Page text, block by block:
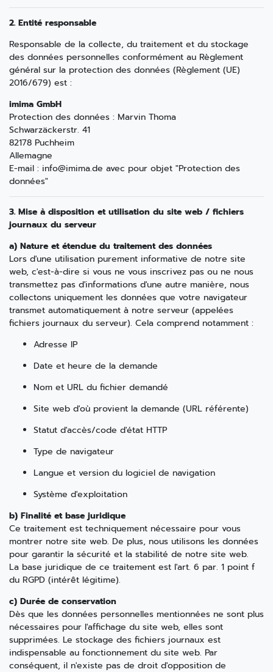
2. Entité responsable
Responsable de la collecte, du traitement et du stockage
des données personnelles conformément au Règlement
général sur la protection des données (Règlement (UE)
2016/679) est :
imima GmbH
Protection des données : Marvin Thoma
Schwarzäckerstr. 41
82178 Puchheim
Allemagne
E-mail : info@imima.de avec pour objet "Protection des
données"
3. Mise à disposition et utilisation du site web / fichiers
journaux du serveur
a) Nature et étendue du traitement des données
Lors d'une utilisation purement informative de notre site
web, c'est-à-dire si vous ne vous inscrivez pas ou ne nous
transmettez pas d'informations d'une autre manière, nous
collectons uniquement les données que votre navigateur
transmet automatiquement à notre serveur (appelées
fichiers journaux du serveur). Cela comprend notamment :
Adresse IP
Date et heure de la demande
Nom et URL du fichier demandé
Site web d'où provient la demande (URL référente)
Statut d'accès/code d'état HTTP
Type de navigateur
Langue et version du logiciel de navigation
Système d'exploitation
b) Finalité et base juridique
Ce traitement est techniquement nécessaire pour vous
montrer notre site web. De plus, nous utilisons les données
pour garantir la sécurité et la stabilité de notre site web.
La base juridique de ce traitement est l'art. 6 par. 1 point f
du RGPD (intérêt légitime).
c) Durée de conservation
Dès que les données personnelles mentionnées ne sont plus
nécessaires pour l'affichage du site web, elles sont
supprimées. Le stockage des fichiers journaux est
indispensable au fonctionnement du site web. Par
conséquent, il n'existe pas de droit d'opposition de